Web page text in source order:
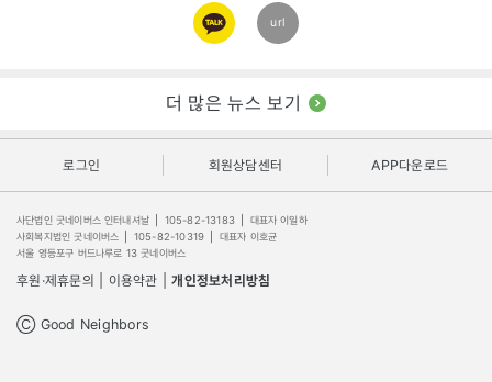
카카오
링크
url
더 많은 뉴스 보기
로그인 회원상담센터 APP다운로드
사단법인 굿네이버스 인터내셔날 105-82-13183
대표자 이일하
사회복지법인 굿네이버스
105-82-10319
대표자 이호균
서울 영등포구 버드나루로 13 굿네이버스
후원·제휴문의 이용약관 개인정보처리방침
Ⓒ Good Neighbors